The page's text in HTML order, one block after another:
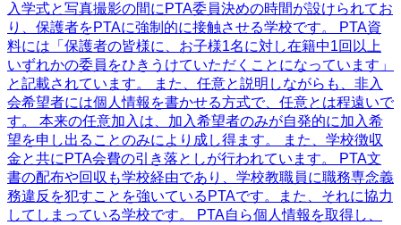
入学式と写真撮影の間にPTA委員決めの時間が設けられてお
り、保護者をPTAに強制的に接触させる学校です。 PTA資
料には「保護者の皆様に、お子様1名に対し在籍中1回以上
いずれかの委員をひきうけていただくことになっています」
と記載されています。 また、任意と説明しながらも、非入
会希望者には個人情報を書かせる方式で、任意とは程遠いで
す。 本来の任意加入は、加入希望者のみが自発的に加入希
望を申し出ることのみにより成し得ます。 また、学校徴収
金と共にPTA会費の引き落としが行われています。 PTA文
書の配布や回収も学校経由であり、学校教職員に職務専念義
務違反を犯すことを強いているPTAです。また、それに協力
してしまっている学校です。 PTA自ら個人情報を取得し、